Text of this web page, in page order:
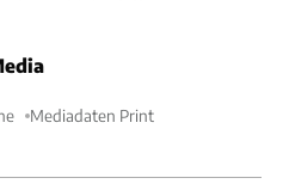
Mediadaten Print